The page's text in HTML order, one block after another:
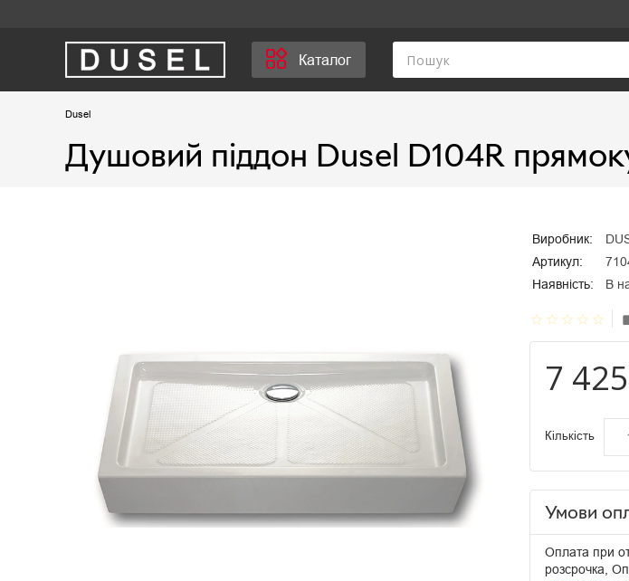
Каталог
Dusel
Душовий піддон Dusel D104R
Виробник:
Артикул:
Наявність:
В
star_border star_border star_border star_border star_border mode_comment
7
Кількість
Умови
Оплата при
розсрочка,